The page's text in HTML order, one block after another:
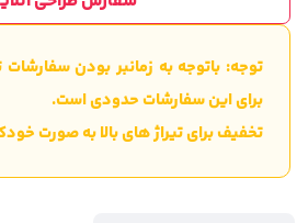
توجه: باتوجه به زمانبر بودن سفارشات
برای این سفارشات حدودی است.
تخفیف برای تیراژ های بالا به صورت